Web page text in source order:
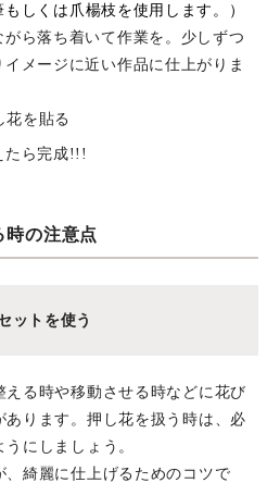
もしくは爪楊枝を使用します。）
ら落ち着いて作業を。少しずつ
メージに近い作品に仕上がりま
たら完成!!!
時の注意点
ットを使う
える時や移動させる時などに花び
あります。押し花を扱う時は、必
にしましょう。
綺麗に仕上げるためのコツで